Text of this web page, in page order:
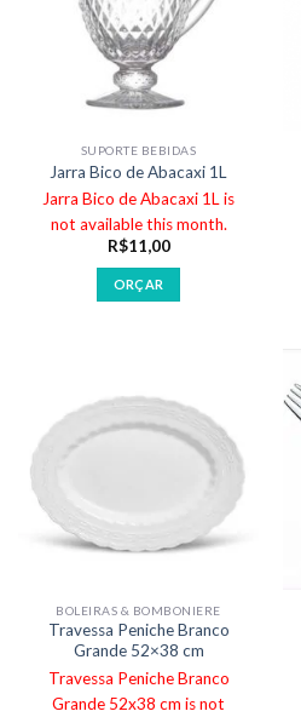
SUPORTE BEBIDAS
Jarra Bico de Abacaxi 1L
Jarra Bico de Abacaxi 1L is
not available this month.
R$11,00
ORÇAR
BOLEIRAS & BOMBONIERE
Travessa Peniche Branco
Grande 52×38 cm
Travessa Peniche Branco
Grande 52x38 cm is not